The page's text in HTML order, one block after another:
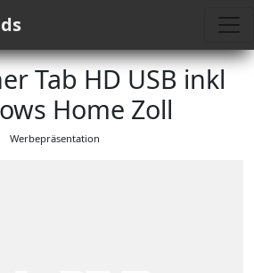
Tab HD USB inkl
Home Zoll
Werbepräsentation